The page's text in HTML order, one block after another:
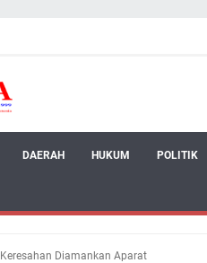
DAERAH HUKUM POLITIK
Diamankan Aparat